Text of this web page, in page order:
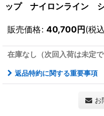
ップ ナイロンライン
販売価格: 40,700円(税
在庫なし（次回入荷は未定で
返品特約に関する重要事項
お